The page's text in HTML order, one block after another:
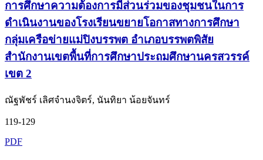
การศึกษาความต้องการมีส่วนร่วมของชุมชนในการ
ดำเนินงานของโรงเรียนขยายโอกาสทางการศึกษา
กลุ่มเครือข่ายแม่ปิงบรรพต อำเภอบรรพตพิสัย
สำนักงานเขตพื้นที่การศึกษาประถมศึกษานครสวรรค์
เขต 2
ณัฐพัชร์ เลิศจำนงจิตร์, นันทิยา น้อยจันทร์
119-129
PDF